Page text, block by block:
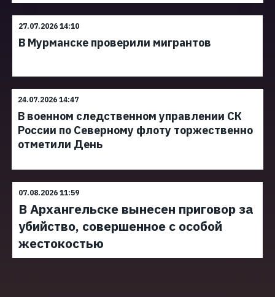
27.07.2026 14:10
В Мурманске проверили мигрантов
24.07.2026 14:47
В военном следственном управлении СК
России по Северному флоту торжественно
отметили День
07.08.2026 11:59
В Архангельске вынесен приговор за
убийство, совершенное с особой
жестокостью